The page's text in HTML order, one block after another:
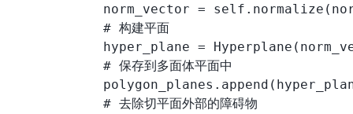
norm_vector =
            # 构建平面
hyper_plane =
            # 保存到多面体平面中
            # 去除切平面外部的障碍物